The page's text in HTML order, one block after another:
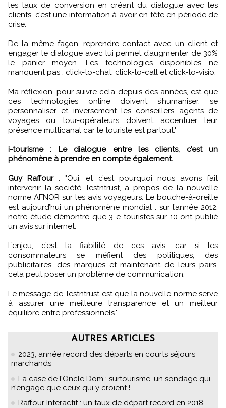
les taux de conversion en créant du dialogue avec les
clients, c’est une information à avoir en tête en période de
crise.
De la même façon, reprendre contact avec un client et
engager le dialogue avec lui permet d’augmenter de 30%
le panier moyen. Les technologies disponibles ne
manquent pas : click-to-chat, click-to-call et click-to-visio.
Ma réflexion, pour suivre cela depuis des années, est que
ces technologies online doivent s’humaniser, se
personnaliser et inversement les conseillers agents de
voyages ou tour-opérateurs doivent accentuer leur
présence multicanal car le touriste est partout."
i-tourisme : Le dialogue entre les clients, c’est un
phénomène à prendre en compte également.
Guy Raffour: "Oui, et c’est pourquoi nous avons fait
intervenir la société Testntrust, à propos de la nouvelle
norme AFNOR sur les avis voyageurs. Le bouche-à-oreille
est aujourd’hui un phénomène mondial : sur l’année 2012,
notre étude démontre que 3 e-touristes sur 10 ont publié
un avis sur internet.
L’enjeu, c’est la fiabilité de ces avis, car si les
consommateurs se méfient des politiques, des
publicitaires, des marques et maintenant de leurs pairs,
cela peut poser un problème de communication.
Le message de Testntrust est que la nouvelle norme serve
à assurer une meilleure transparence et un meilleur
équilibre entre professionnels."
AUTRES ARTICLES
2023, année record des départs en courts séjours
marchands
La case de l’Oncle Dom : surtourisme, un sondage qui
n’engage que ceux qui y croient !
Raffour Interactif : un taux de départ record en 2018